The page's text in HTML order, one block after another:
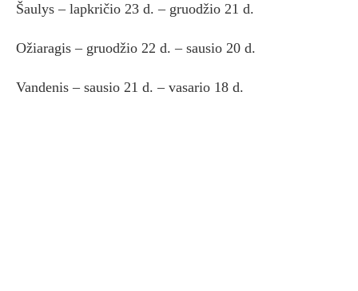
Šaulys – lapkričio 23 d. – gruodžio 21 d.
Ožiaragis – gruodžio 22 d. – sausio 20 d.
Vandenis – sausio 21 d. – vasario 18 d.